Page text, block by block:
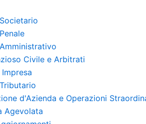
Civile e Arbitrati
d'Azienda e Operazioni
Agevolata